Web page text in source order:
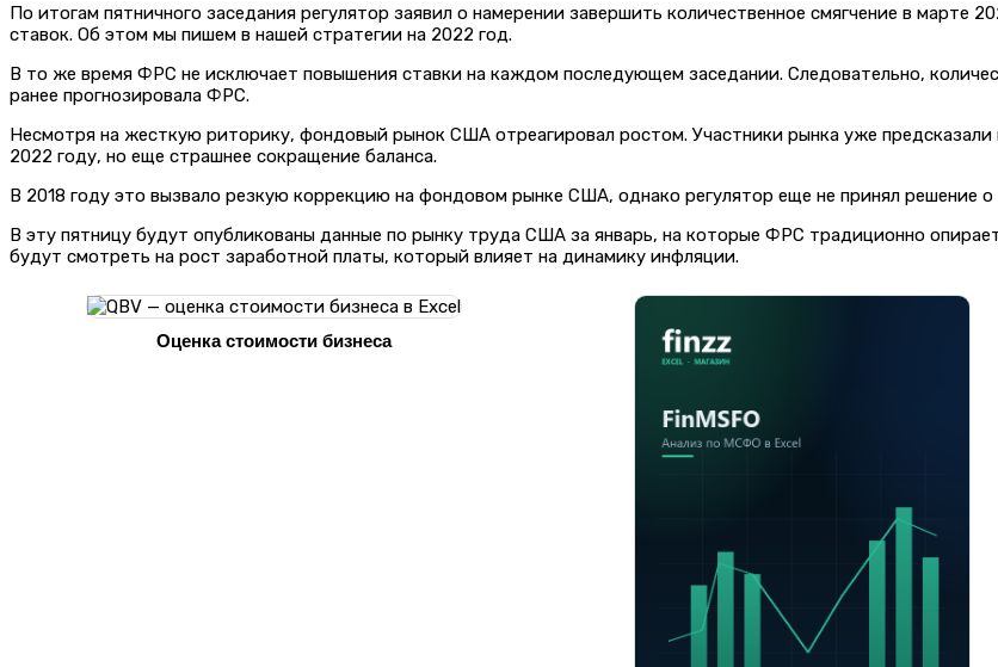
По итогам пятничного заседания регулятор заявил о намерении завершить количественное смягчение в марте
ставок. Об этом мы пишем в нашей стратегии на 2022 год.
В то же время ФРС не исключает повышения ставки на каждом последующем заседании. Следовательно,
ранее прогнозировала ФРС.
Несмотря на жесткую риторику, фондовый рынок США отреагировал ростом. Участники рынка уже
2022 году, но еще страшнее сокращение баланса.
В 2018 году это вызвало резкую коррекцию на фондовом рынке США, однако регулятор еще не принял решение о
В эту пятницу будут опубликованы данные по рынку труда США за январь, на которые ФРС традиционно
будут смотреть на рост заработной платы, который влияет на динамику инфляции.
Оценка стоимости бизнеса